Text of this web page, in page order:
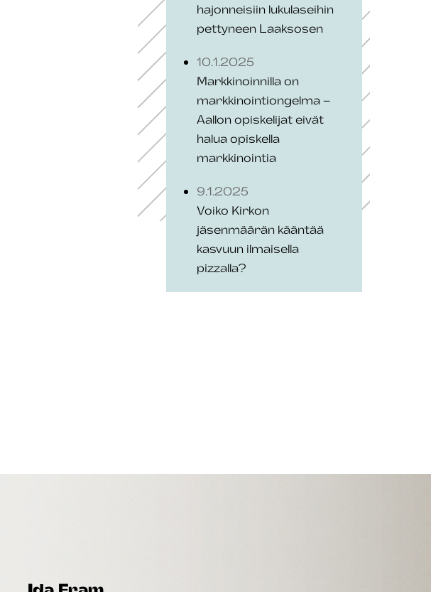
hajonneisiin lukulaseihin
pettyneen Laaksosen
10.1.2025
Markkinoinnilla on
markkinointiongelma –
Aallon opiskelijat eivät
halua opiskella
markkinointia
9.1.2025
Voiko Kirkon
jäsenmäärän kääntää
kasvuun ilmaisella
pizzalla?